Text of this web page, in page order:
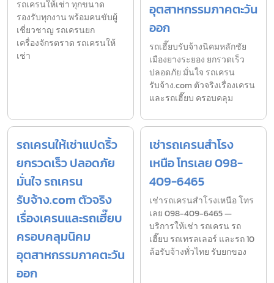
รถเครนให้เช่า ทุกขนาด
รองรับทุกงาน พร้อมคนขับผู้
เชี่ยวชาญ รถเครนยก
เครื่องจักรตราด รถเครนให้
เช่า
อุตสาหกรรมภาคตะวัน
ออก
รถเฮี๊ยบรับจ้างนิคมหลักชัย
เมืองยางระยอง ยกรวดเร็ว
ปลอดภัย มั่นใจ รถเครน
รับจ้าง.com ตัวจริงเรื่องเครน
และรถเฮี๊ยบ ครอบคลุม
รถเครนให้เช่าแปดริ้ว
ยกรวดเร็ว ปลอดภัย
มั่นใจ รถเครน
รับจ้าง.com ตัวจริง
เรื่องเครนและรถเฮี๊ยบ
ครอบคลุมนิคม
อุตสาหกรรมภาคตะวัน
ออก
เช่ารถเครนสำโรง
เหนือ โทรเลย 098-
409-6465
เช่ารถเครนสำโรงเหนือ โทร
เลย 098-409-6465 —
บริการให้เช่า รถเครน รถ
เฮี๊ยบ รถเทรลเลอร์ และรถ 10
ล้อรับจ้างทั่วไทย รับยกของ